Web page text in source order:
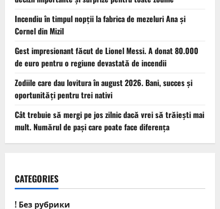
Incendiu în timpul nopții la fabrica de mezeluri Ana și
Cornel din Mizil
Gest impresionant făcut de Lionel Messi. A donat 80.000
de euro pentru o regiune devastată de incendii
Zodiile care dau lovitura în august 2026. Bani, succes și
oportunități pentru trei nativi
Cât trebuie să mergi pe jos zilnic dacă vrei să trăiești mai
mult. Numărul de pași care poate face diferența
CATEGORIES
! Без рубрики